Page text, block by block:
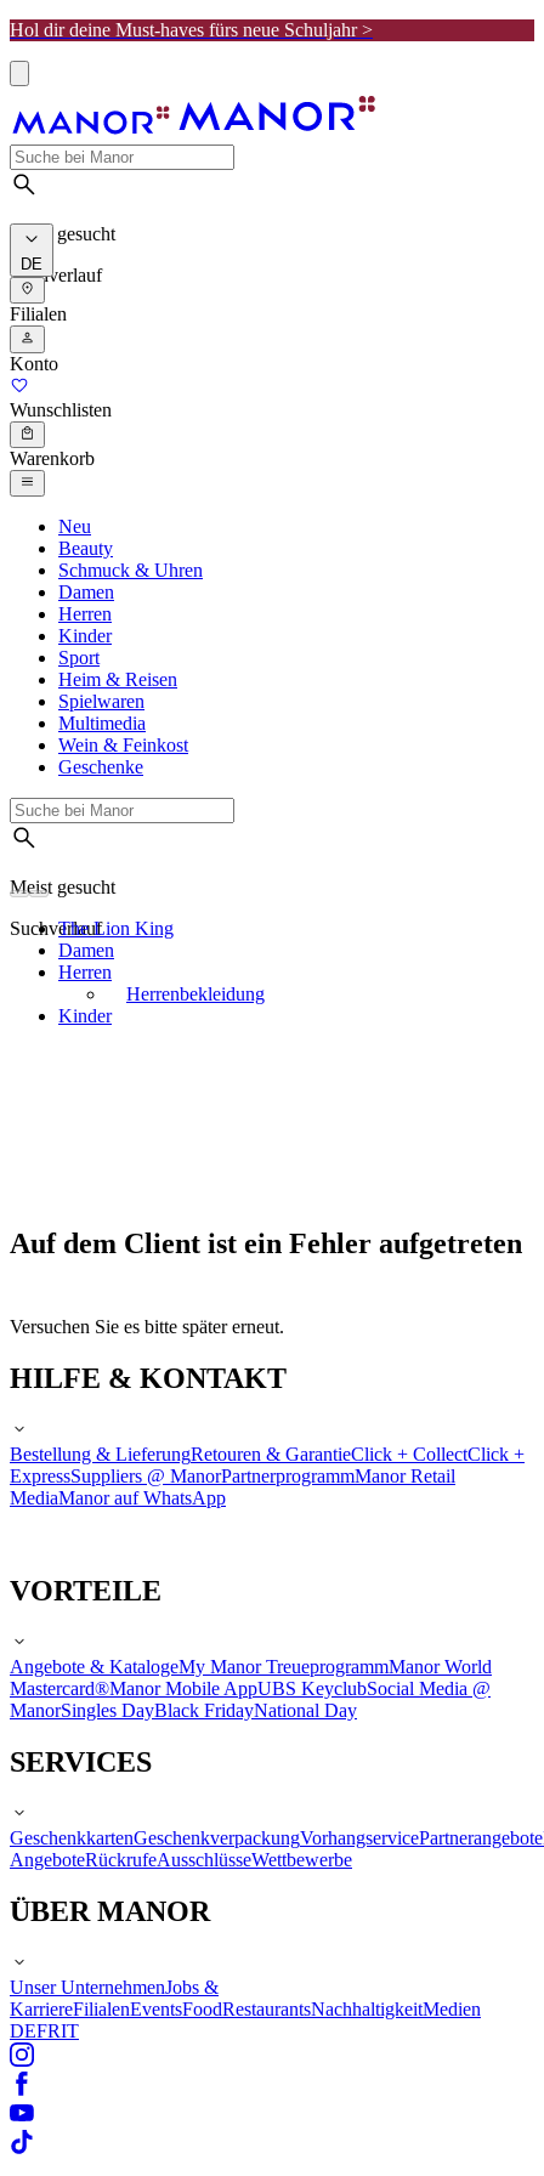
Hol dir deine Must-haves fürs neue Schuljahr >
Meist gesucht
Suchverlauf
DE
Filialen
Konto
Wunschlisten
Warenkorb
Neu
Beauty
Schmuck & Uhren
Damen
Herren
Kinder
Sport
Heim & Reisen
Spielwaren
Multimedia
Wein & Feinkost
Geschenke
Meist gesucht
SuchverlaufThe Lion King
Damen
Herren
Herrenbekleidung
Kinder
Auf dem Client ist ein Fehler aufgetreten
Versuchen Sie es bitte später erneut.
HILFE & KONTAKT
Bestellung & LieferungRetouren & GarantieClick + CollectClick +
ExpressSuppliers @ ManorPartnerprogrammManor Retail
MediaManor auf WhatsApp
VORTEILE
Angebote & KatalogeMy Manor TreueprogrammManor World
Mastercard®Manor Mobile AppUBS KeyclubSocial Media @
ManorSingles DayBlack FridayNational Day
SERVICES
GeschenkkartenGeschenkverpackungVorhangservicePartnerangebote
AngeboteRückrufeAusschlüsseWettbewerbe
ÜBER MANOR
Unser UnternehmenJobs &
KarriereFilialenEventsFoodRestaurantsNachhaltigkeitMedien
DEFRIT